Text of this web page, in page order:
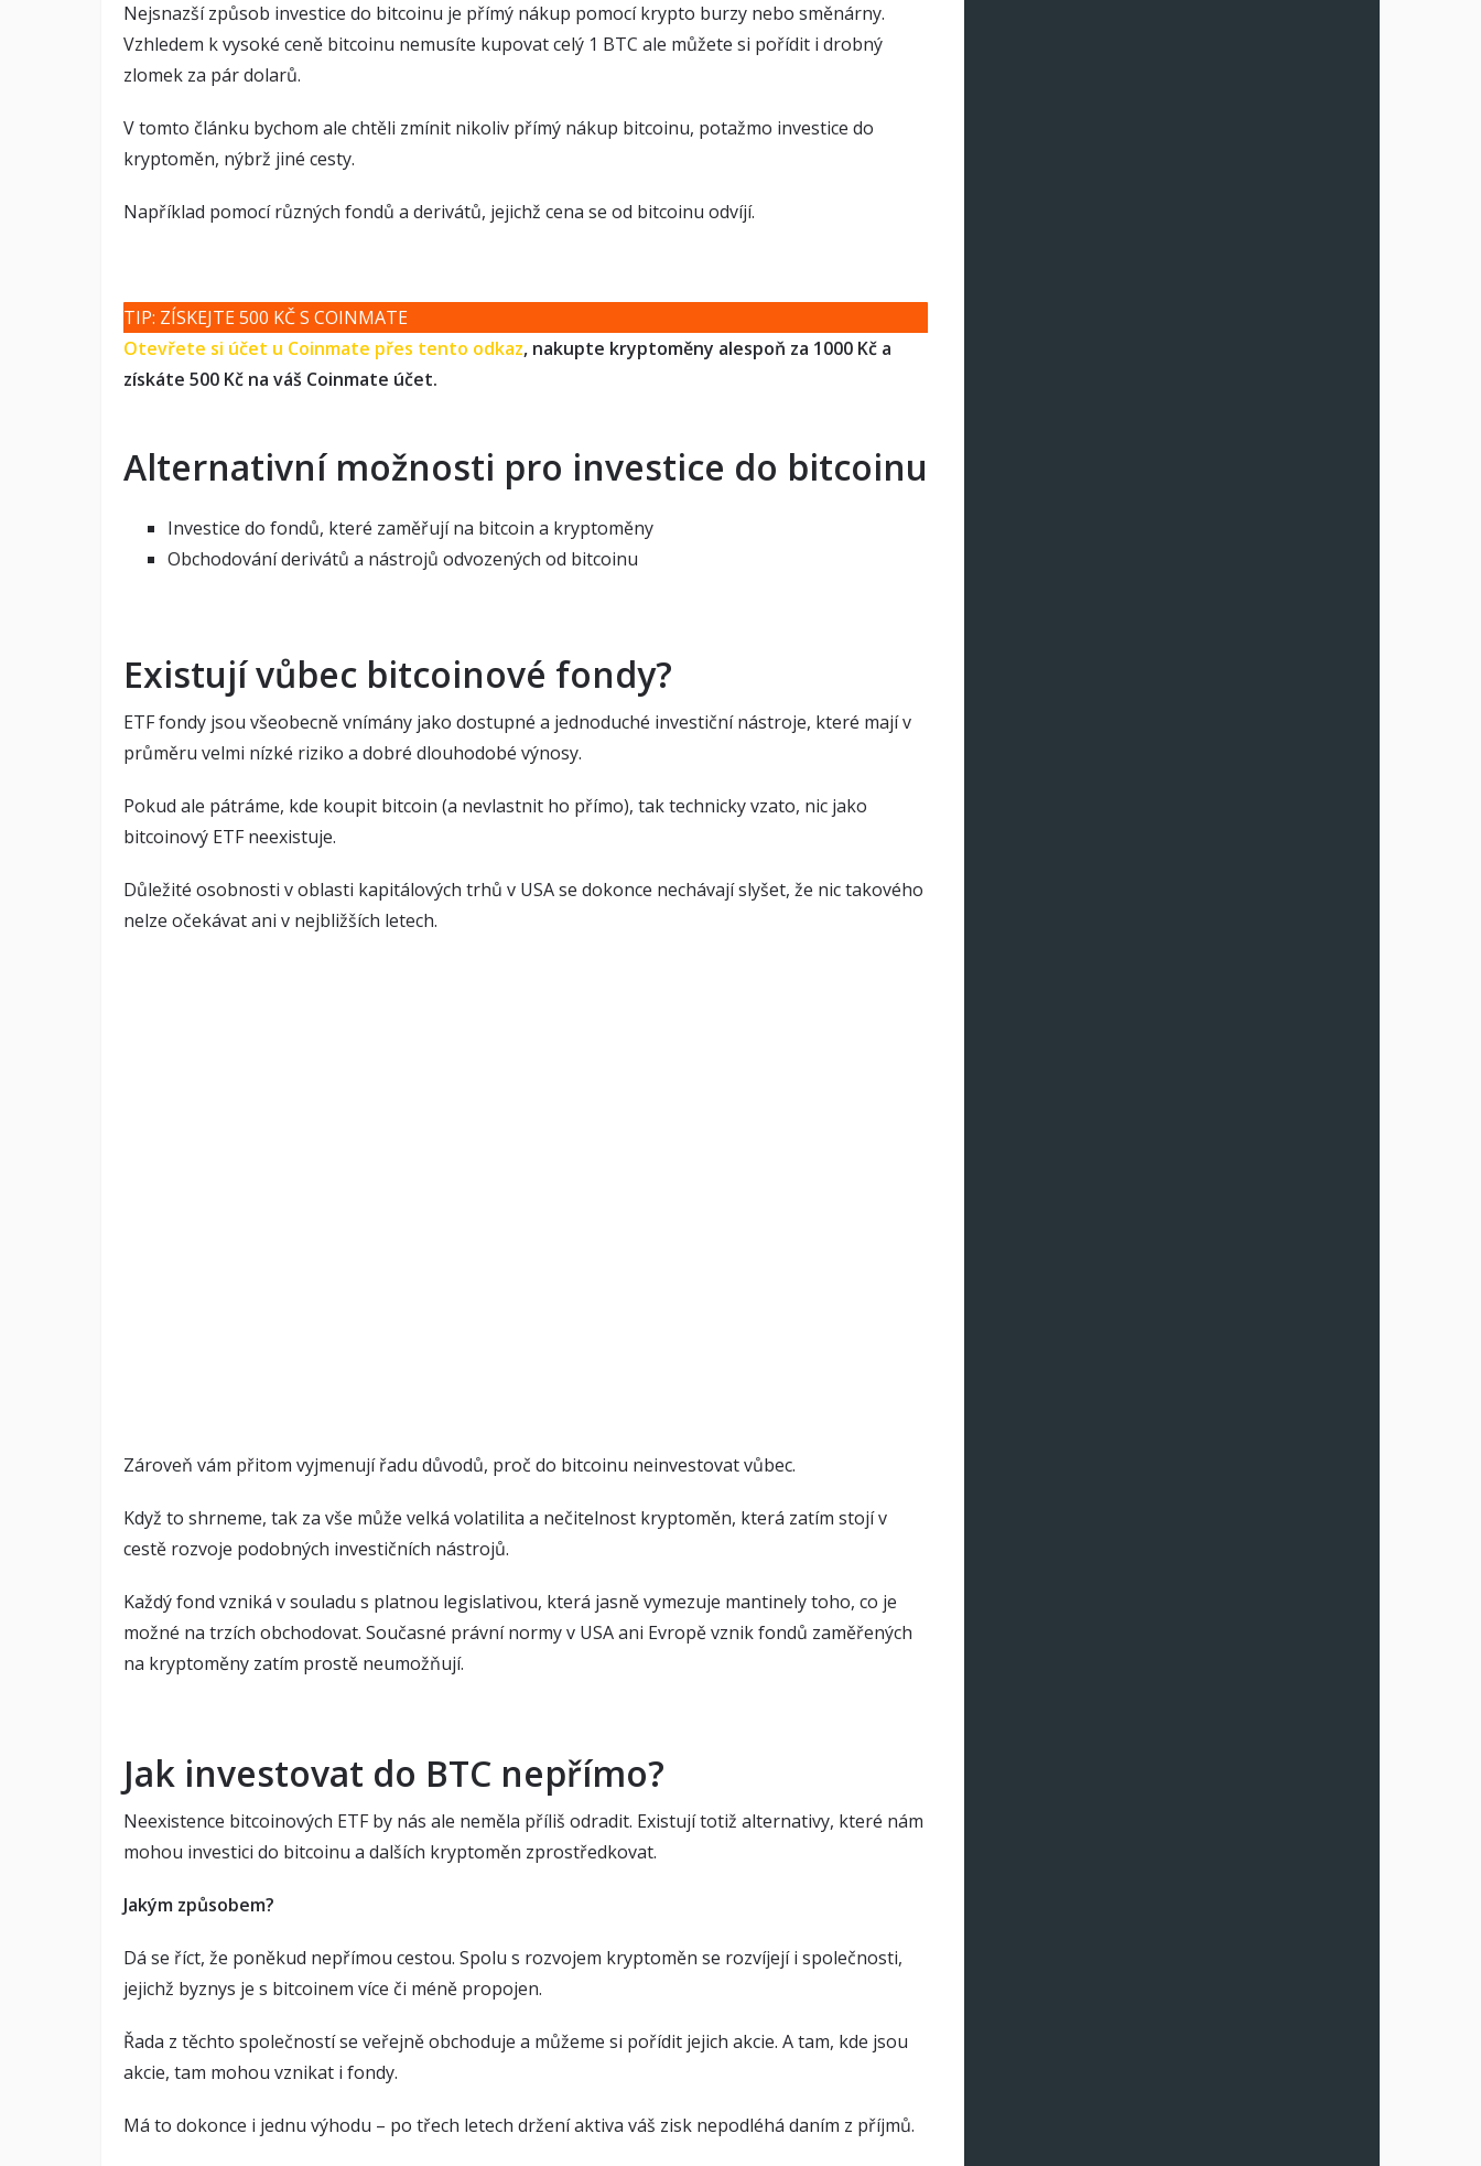
Nejsnazší způsob investice do bitcoinu je přímý nákup pomocí krypto burzy nebo směnárny.
Vzhledem k vysoké ceně bitcoinu nemusíte kupovat celý 1 BTC ale můžete si pořídit i drobný
zlomek za pár dolarů.
V tomto článku bychom ale chtěli zmínit nikoliv přímý nákup bitcoinu, potažmo investice do
kryptoměn, nýbrž jiné cesty.
Například pomocí různých fondů a derivátů, jejichž cena se od bitcoinu odvíjí.
TIP: ZÍSKEJTE 500 KČ S COINMATE
Otevřete si účet u Coinmate přes tento odkaz, nakupte kryptoměny alespoň za 1000 Kč a
získáte 500 Kč na váš Coinmate účet.
Alternativní možnosti pro investice do bitcoinu
Investice do fondů, které zaměřují na bitcoin a kryptoměny
Obchodování derivátů a nástrojů odvozených od bitcoinu
Existují vůbec bitcoinové fondy?
ETF fondy jsou všeobecně vnímány jako dostupné a jednoduché investiční nástroje, které mají v
průměru velmi nízké riziko a dobré dlouhodobé výnosy.
Pokud ale pátráme, kde koupit bitcoin (a nevlastnit ho přímo), tak technicky vzato, nic jako
bitcoinový ETF neexistuje.
Důležité osobnosti v oblasti kapitálových trhů v USA se dokonce nechávají slyšet, že nic takového
nelze očekávat ani v nejbližších letech.
Zároveň vám přitom vyjmenují řadu důvodů, proč do bitcoinu neinvestovat vůbec.
Když to shrneme, tak za vše může velká volatilita a nečitelnost kryptoměn, která zatím stojí v
cestě rozvoje podobných investičních nástrojů.
Každý fond vzniká v souladu s platnou legislativou, která jasně vymezuje mantinely toho, co je
možné na trzích obchodovat. Současné právní normy v USA ani Evropě vznik fondů zaměřených
na kryptoměny zatím prostě neumožňují.
Jak investovat do BTC nepřímo?
Neexistence bitcoinových ETF by nás ale neměla příliš odradit. Existují totiž alternativy, které nám
mohou investici do bitcoinu a dalších kryptoměn zprostředkovat.
Jakým způsobem?
Dá se říct, že poněkud nepřímou cestou. Spolu s rozvojem kryptoměn se rozvíjejí i společnosti,
jejichž byznys je s bitcoinem více či méně propojen.
Řada z těchto společností se veřejně obchoduje a můžeme si pořídit jejich akcie. A tam, kde jsou
akcie, tam mohou vznikat i fondy.
Má to dokonce i jednu výhodu – po třech letech držení aktiva váš zisk nepodléhá daním z příjmů.